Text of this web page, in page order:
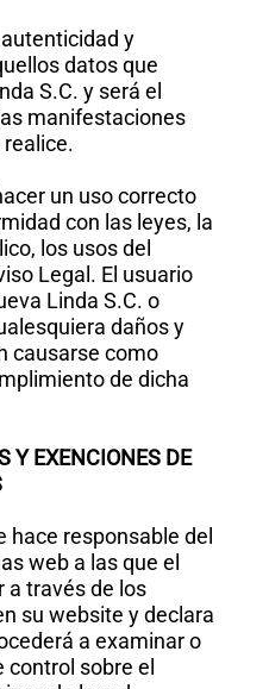
y
datos que
S.C. y será el
manifestaciones
un uso correcto
con las leyes, la
los usos del
Legal. El usuario
Linda S.C. o
daños y
causarse como
de dicha
Y EXENCIONES DE
hace responsable del
web a las que el
a través de los
su website y declara
a examinar o
sobre el